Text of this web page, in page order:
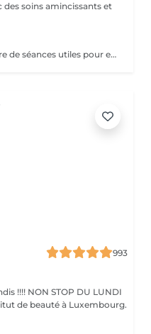
soins amincissants et
Le temps de la séance et le nombre de séances utiles pour enlever le tatouage sont variables Le détatouage laser est une technique efficace qui fragmente les pigments d'encre sous la peau à l'aide de faisceaux de lumière, permettant ainsi au système immunitaire de les éliminer progressivement. Le processus nécessite généralement plusieurs séances, et son efficacité dépend de divers facteurs. Comment ça marche ? Le laser cible les particules d'encre et les chauffe pour les fragmenter en morceaux plus petits. Ces fragments sont ensuite naturellement évacués par le corps. Différents types de lasers, tels que le laser Picosure ou le laser Q-Switched, sont utilisés pour traiter efficacement différentes couleurs et profondeurs d'encre. Ce qu'il faut savoir Nombre de séances Le nombre de séances varie considérablement. Un tatouage amateur peut nécessiter 3 à 5 séances, tandis qu'un tatouage professionnel peut en exiger 4 à 12, voire plus, pour une disparition complète. Résultats progressifs L'éclaircissement de l'encre est visible après chaque séance, mais le tatouage complet s'estompe progressivement au fil du temps.
993
!!!! NON STOP DU LUNDI